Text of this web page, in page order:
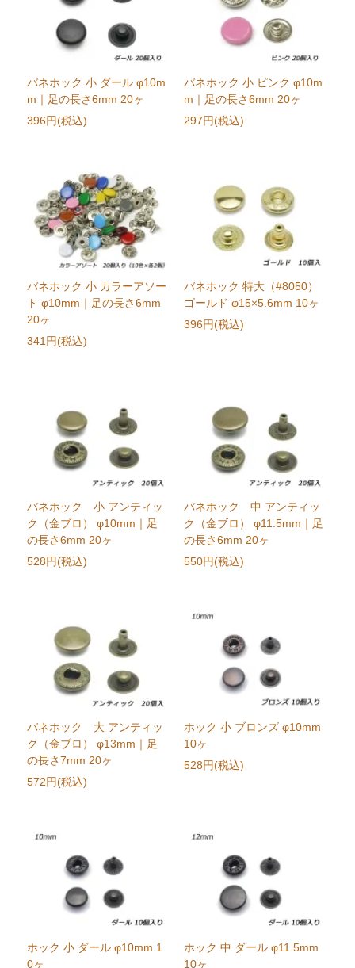
バネホック 小 ダール φ10m
m｜足の長さ6mm 20ヶ
396円(税込)
バネホック 小 ピンク φ10m
m｜足の長さ6mm 20ヶ
297円(税込)
バネホック 小 カラーアソー
ト φ10mm｜足の長さ6mm
20ヶ
341円(税込)
バネホック 特大（#8050）
ゴールド φ15×5.6mm 10ヶ
396円(税込)
バネホック 小 アンティッ
ク（金ブロ） φ10mm｜足
の長さ6mm 20ヶ
528円(税込)
バネホック 中 アンティッ
ク（金ブロ） φ11.5mm｜足
の長さ6mm 20ヶ
550円(税込)
バネホック 大 アンティッ
ク（金ブロ） φ13mm｜足
の長さ7mm 20ヶ
572円(税込)
ホック 小 ブロンズ φ10mm
10ヶ
528円(税込)
ホック 小 ダール φ10mm 1
0ヶ
ホック 中 ダール φ11.5mm
10ヶ